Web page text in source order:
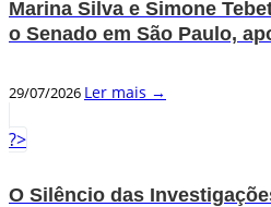
Marina Silva e Simone
o Senado em São Paulo,
29/07/2026 Ler mais →
?>
O Silêncio das